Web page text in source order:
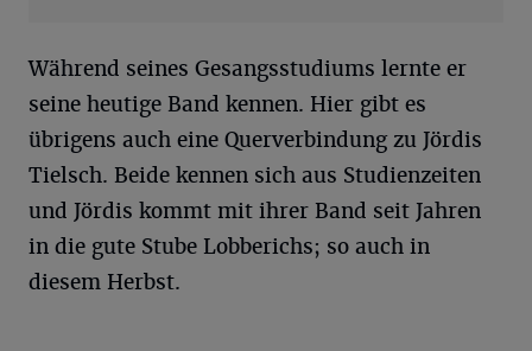
Während seines Gesangsstudiums lernte er
seine heutige Band kennen. Hier gibt es
übrigens auch eine Querverbindung zu Jördis
Tielsch. Beide kennen sich aus Studienzeiten
und Jördis kommt mit ihrer Band seit Jahren
in die gute Stube Lobberichs; so auch in
diesem Herbst.